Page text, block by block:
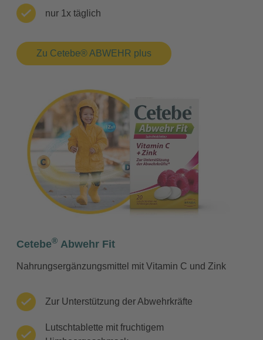
nur 1x täglich
Zu Cetebe® ABWEHR plus
Cetebe® Abwehr Fit
Nahrungsergänzungsmittel mit Vitamin C und Zink
Zur Unterstützung der Abwehrkräfte
Lutschtablette mit fruchtigem